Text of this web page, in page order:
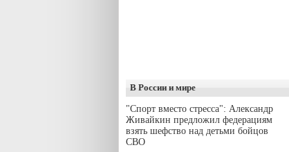
В России и мире
"Спорт вместо стресса": Александр
Живайкин предложил федерациям
взять шефство над детьми бойцов
СВО